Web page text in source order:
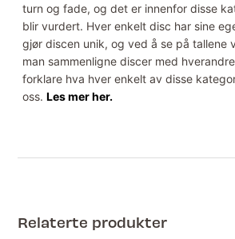
turn og fade, og det er innenfor disse
blir vurdert. Hver enkelt disc har sine
gjør discen unik, og ved å se på tallene
man sammenligne discer med
forklare hva hver enkelt av disse
oss.Les mer her.
Relaterte produkter